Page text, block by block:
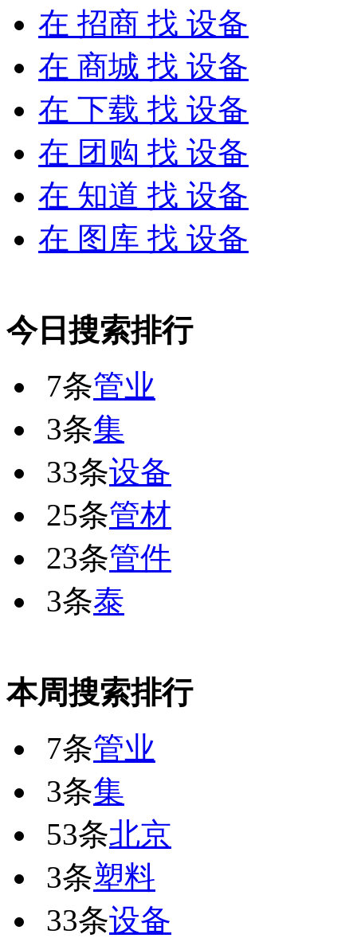
在 招商 找 设备
在 商城 找 设备
在 下载 找 设备
在 团购 找 设备
在 知道 找 设备
在 图库 找 设备
今日搜索排行
7条管业
3条集
33条设备
25条管材
23条管件
3条泰
本周搜索排行
7条管业
3条集
53条北京
3条塑料
33条设备